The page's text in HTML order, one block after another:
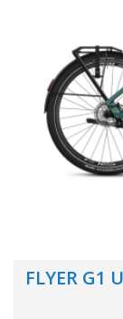
FLYER G1